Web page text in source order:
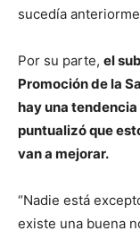
sucedía
Por su parte, el
Promoción de la
hay una
puntualizó que
van a mejorar.
​“Nadie está
existe una buena